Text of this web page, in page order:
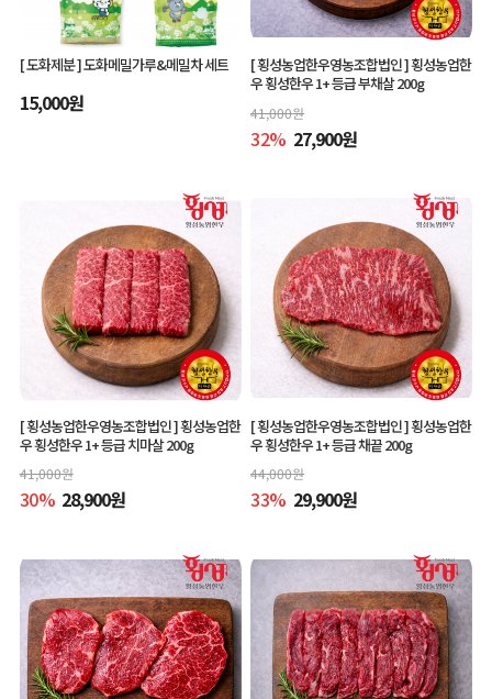
[ 도화제분 ]도화메밀가루&메밀차 세트
15,000원
[ 횡성농업한우영농조합법인 ]횡성농업한
우 횡성한우 1+ 등급 부채살 200g
41,000원
32% 27,900원
[ 횡성농업한우영농조합법인 ]횡성농업한
우 횡성한우 1+ 등급 치마살 200g
41,000원
30% 28,900원
[ 횡성농업한우영농조합법인 ]횡성농업한
우 횡성한우 1+ 등급 채끝 200g
44,000원
33% 29,900원